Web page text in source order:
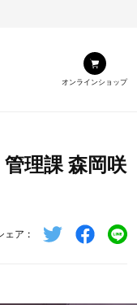
オンラインショップ
理課 森岡咲
ェア